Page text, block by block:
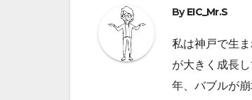
ゲ
ー
ByEIC_Mr.S
私は神戸で生
が大きく成長
年、バブルが